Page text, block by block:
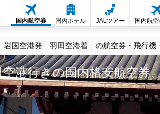
国内航空券 国内ホテル JALツアー 国内航
岩国空港発 羽田空港着 の航空券・飛行機
港行きの国内格安航空券